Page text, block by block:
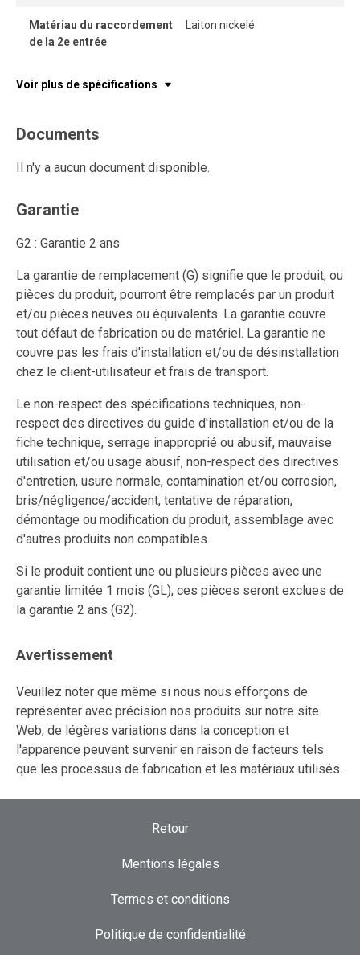
Matériau du raccordement
de la 2e entrée
Laiton nickelé
Voir plus de spécifications
Documents
Il n'y a aucun document disponible.
Garantie
G2 : Garantie 2 ans
La garantie de remplacement (G) signifie que le produit, ou
pièces du produit, pourront être remplacés par un produit
et/ou pièces neuves ou équivalents. La garantie couvre
tout défaut de fabrication ou de matériel. La garantie ne
couvre pas les frais d'installation et/ou de désinstallation
chez le client-utilisateur et frais de transport.
Le non-respect des spécifications techniques, non-
respect des directives du guide d'installation et/ou de la
fiche technique, serrage inapproprié ou abusif, mauvaise
utilisation et/ou usage abusif, non-respect des directives
d'entretien, usure normale, contamination et/ou corrosion,
bris/négligence/accident, tentative de réparation,
démontage ou modification du produit, assemblage avec
d'autres produits non compatibles.
Si le produit contient une ou plusieurs pièces avec une
garantie limitée 1 mois (GL), ces pièces seront exclues de
la garantie 2 ans (G2).
Avertissement
Veuillez noter que même si nous nous efforçons de
représenter avec précision nos produits sur notre site
Web, de légères variations dans la conception et
l'apparence peuvent survenir en raison de facteurs tels
que les processus de fabrication et les matériaux utilisés.
Retour
Mentions légales
Termes et conditions
Politique de confidentialité